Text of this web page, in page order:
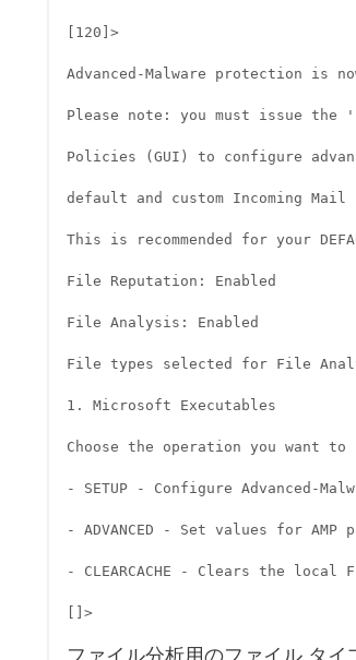
[120]>
Advanced-Malware protection is
Please note: you must issue the
Policies (GUI) to configure
default and custom Incoming
This is recommended for your
File Reputation: Enabled
File Analysis: Enabled
File types selected for File
1. Microsoft Executables
Choose the operation you want to
- SETUP - Configure Advanced-
- ADVANCED - Set values for
- CLEARCACHE - Clears the local
ファイル分析用のファイル タイ